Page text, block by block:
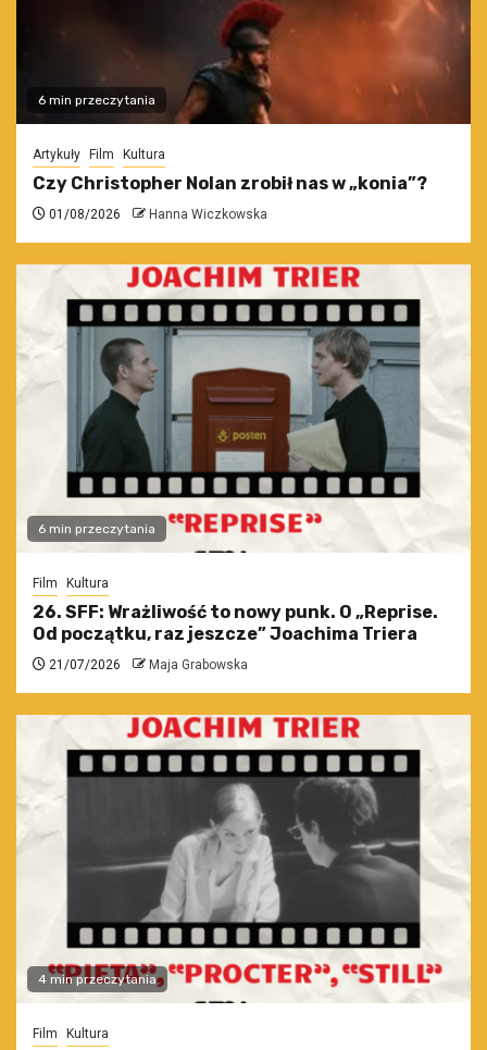
6 min przeczytania
Artykuły Film Kultura
Czy Christopher Nolan zrobił nas w „konia”?
01/08/2026 Hanna Wiczkowska
6 min przeczytania
Film Kultura
26. SFF: Wrażliwość to nowy punk. O „Reprise.
Od początku, raz jeszcze” Joachima Triera
21/07/2026 Maja Grabowska
4 min przeczytania
Film Kultura